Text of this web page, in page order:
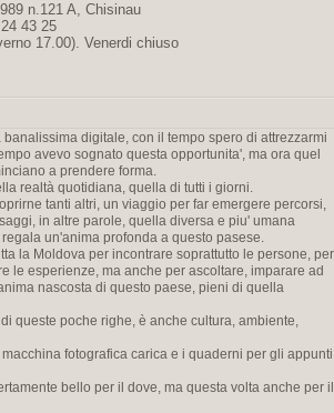
n.121 A, Chisinau
43 25
17.00). Venerdi chiuso
banalissima digitale, con il tempo spero di attrezzarmi
avevo sognato questa opportunita', ma ora quel
a prendere forma.
realtà quotidiana, quella di tutti i giorni.
tanti altri, un viaggio per far emergere percorsi,
in altre parole, quella diversa e piu' umana
un'anima profonda a questo pasese.
la Moldova per incontrare soprattutto le persone, per
le esperienze, ma anche per ascoltare, imparare ad
nascosta di questo paese, pieni di quella
queste poche righe, è anche cultura, ambiente,
fotografica carica e i quaderni per gli appunti
bello per il dove, ma questa volta anche per il